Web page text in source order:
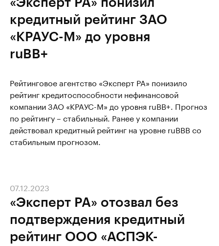
кредитный рейтинг ЗАО
«КРАУС-М» до уровня
ruBB+
Рейтинговое агентство «Эксперт РА» понизило
рейтинг кредитоспособности нефинансовой
компании ЗАО «КРАУС-М» до уровня ruBB+. Прогноз
по рейтингу – стабильный. Ранее у компании
действовал кредитный рейтинг на уровне ruBBB со
стабильным прогнозом.
«Эксперт РА» отозвал без
подтверждения кредитный
рейтинг ООО «АСПЭК-
07.12.2023